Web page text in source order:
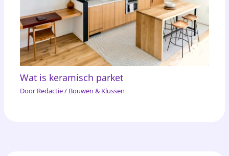
Wat is keramisch parket
Door Redactie/ Bouwen & Klussen